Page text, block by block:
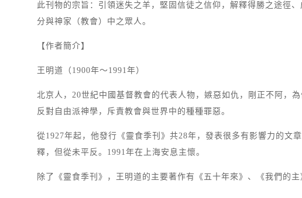
此刊物的宗旨：引領迷失之羊，堅固信徒之信仰，解釋得勝之途徑
分與神家（教會）中之眾人。
【作者簡介】
王明道（1900年～1991年）
北京人，20世紀中國基督教會的代表人物，嫉惡如仇，剛正不阿，
反對自由派神學，斥責教會與世界中的種種罪惡。
從1927年起，他發行《靈食季刊》共28年，發表很多有影響力的文
釋，但從未平反。1991年在上海安息主懷。
除了《靈食季刊》，王明道的主要著作有《五十年來》、《我們的